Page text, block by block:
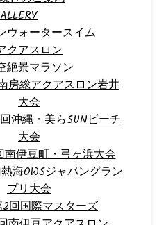
ウォータースイム
クアスロン
絶景マラソン
房総アクアスロン岩井
大会
沖縄・美らSUNビーチ
大会
伊豆町・弓ヶ浜大会
海OWSジャパングラン
プリ大会
回国際マスターズ